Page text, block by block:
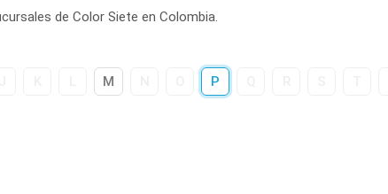
de Color Siete en Colombia.
M P